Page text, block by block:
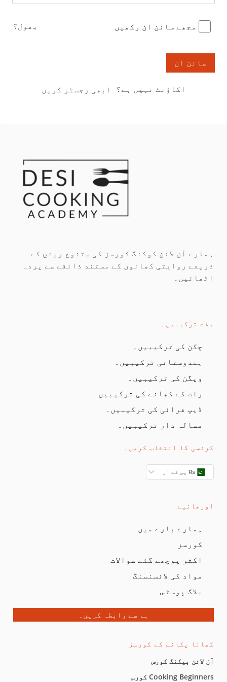
مجھے سائن ان رکھیں بھول؟
سائن ان
اکاؤنٹ نہیں ہے؟ ابھی رجسٹر کریں
ہمارے آن لائن کوکنگ کورسز کی متنوع رینج کے
ذریعے روایتی کھانوں کے مستند ذائقے سے پردہ
اٹھائیں۔
مفت ترکیبیں۔
چکن کی ترکیبیں۔
ہندوستانی ترکیبیں۔
ویگن کی ترکیبیں۔
رات کے کھانے کی ترکیبیں
ڈیپ فرائی کی ترکیبیں۔
مسالہ دار ترکیبیں۔
کرنسی کا انتخاب کریں۔
₨ پی کے آر
اورجانیے
ہمارے بارے میں
کورسز
اکثر پوچھے گئے سوالات
مواد کی لائسنسنگ
بلاگ پوسٹس
ہم سے رابطہ کریں۔
کھانا پکانے کے کورسز
آن لائن بیکنگ کورس
Cooking Beginners کورس